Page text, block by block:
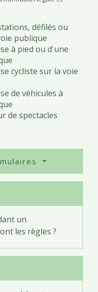
défilés ou
publique
à pied ou d'une
cycliste sur la voie
de véhicules à
de spectacles
un
les règles ?